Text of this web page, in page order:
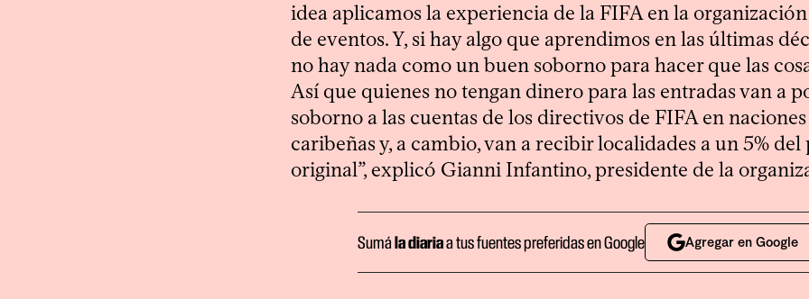
idea aplicamos la experiencia de la FIFA en la
de eventos. Y, si hay algo que aprendimos en las últimas
no hay nada como un buen soborno para hacer que las
Así que quienes no tengan dinero para las entradas van a
soborno a las cuentas de los directivos de FIFA en
caribeñas y, a cambio, van a recibir localidades a un 5% del
original”, explicó Gianni Infantino, presidente de la
Sumála diariaa tus fuentes preferidas en Google Agregar en Google